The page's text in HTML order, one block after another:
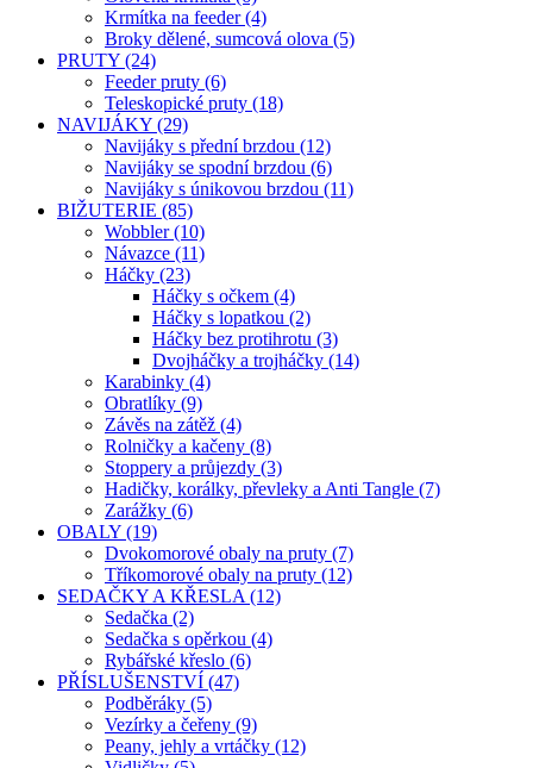
Krmítka na feeder (4)
Broky dělené, sumcová olova (5)
PRUTY (24)
Feeder pruty (6)
Teleskopické pruty (18)
NAVIJÁKY (29)
Navijáky s přední brzdou (12)
Navijáky se spodní brzdou (6)
Navijáky s únikovou brzdou (11)
BIŽUTERIE (85)
Wobbler (10)
Návazce (11)
Háčky (23)
Háčky s očkem (4)
Háčky s lopatkou (2)
Háčky bez protihrotu (3)
Dvojháčky a trojháčky (14)
Karabinky (4)
Obratlíky (9)
Závěs na zátěž (4)
Rolničky a kačeny (8)
Stoppery a průjezdy (3)
Hadičky, korálky, převleky a Anti Tangle (7)
Zarážky (6)
OBALY (19)
Dvokomorové obaly na pruty (7)
Tříkomorové obaly na pruty (12)
SEDAČKY A KŘESLA (12)
Sedačka (2)
Sedačka s opěrkou (4)
Rybářské křeslo (6)
PŘÍSLUŠENSTVÍ (47)
Podběráky (5)
Vezírky a čeřeny (9)
Peany, jehly a vrtáčky (12)